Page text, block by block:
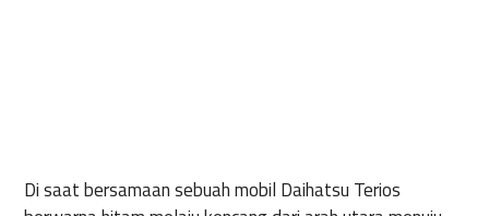
Di saat bersamaan sebuah mobil Daihatsu Terios